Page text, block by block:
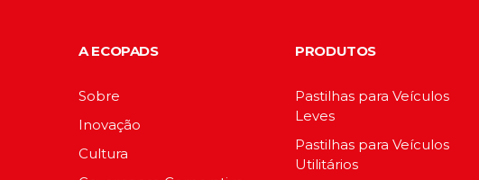
A ECOPADS
Sobre
Inovação
Cultura
PRODUTOS
Pastilhas para Veículos
Leves
Pastilhas para Veículos
Utilitários